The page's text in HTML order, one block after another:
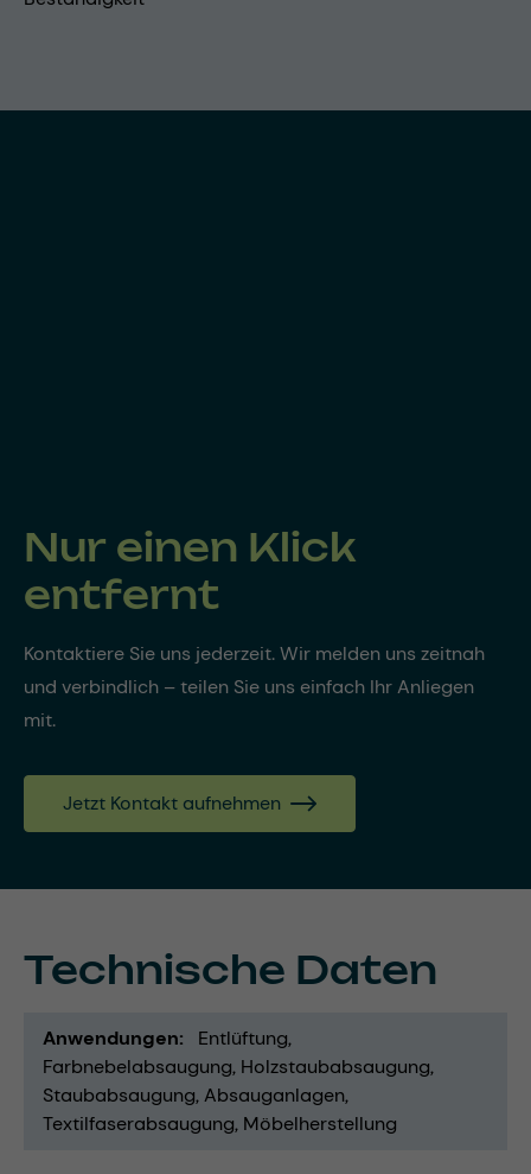
Nur einen Klick
entfernt
Kontaktiere Sie uns jederzeit. Wir melden uns zeitnah
und verbindlich – teilen Sie uns einfach Ihr Anliegen
mit.
Jetzt Kontakt aufnehmen
Technische Daten
Anwendungen
Entlüftung
Farbnebelabsaugung Holzstaubabsaugung
Staubabsaugung Absauganlagen
Textilfaserabsaugung Möbelherstellung